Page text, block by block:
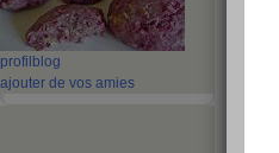
profil blog
ajouter de vos amies